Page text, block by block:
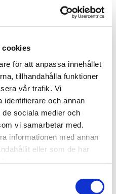
cookies
för att anpassa innehållet
tillhandahålla funktioner
vår trafik. Vi
identifierare och annan
sociala medier och
vi samarbetar med.
informationen med annan
eller som de har